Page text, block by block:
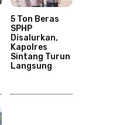
5 Ton Beras
SPHP
Disalurkan,
Kapolres
Sintang Turun
Langsung